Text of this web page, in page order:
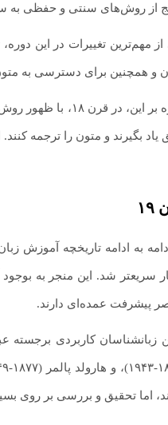
از روش‌های سنتی و حفظی به
مهم‌ترین تغییرات در این
و همچنین برای دسترسی به
علاوه بر این،
یاد بگیرند و متون را ترجمه
به ادامه تاریخچه آموزش
سریعتر شد. این منجر به
پیشرفت عمده‌ای دارند.
اما تحقیق و بررسی بر روی